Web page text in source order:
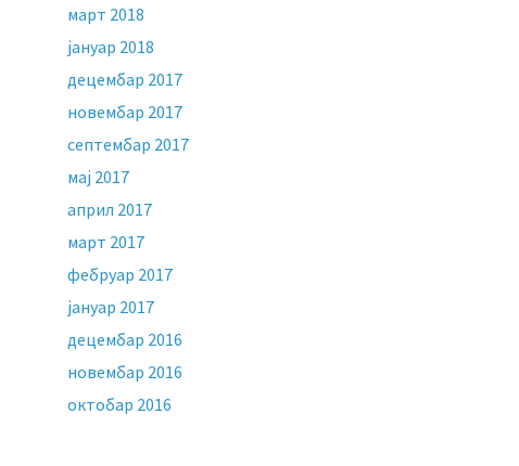
март 2018
јануар 2018
децембар 2017
новембар 2017
септембар 2017
мај 2017
април 2017
март 2017
фебруар 2017
јануар 2017
децембар 2016
новембар 2016
октобар 2016